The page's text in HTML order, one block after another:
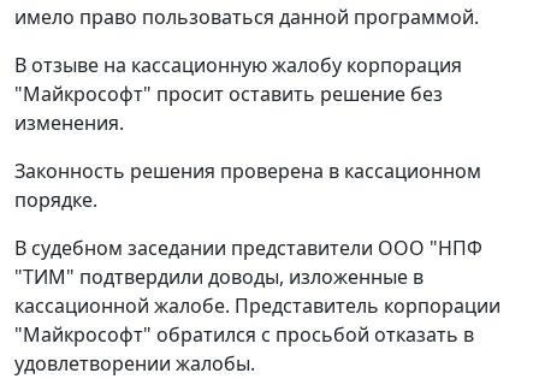
имело право пользоваться данной программой.
В отзыве на кассационную жалобу корпорация
"Майкрософт" просит оставить решение без
изменения.
Законность решения проверена в кассационном
порядке.
В судебном заседании представители ООО "НПФ
"ТИМ" подтвердили доводы, изложенные в
кассационной жалобе. Представитель корпорации
"Майкрософт" обратился с просьбой отказать в
удовлетворении жалобы.